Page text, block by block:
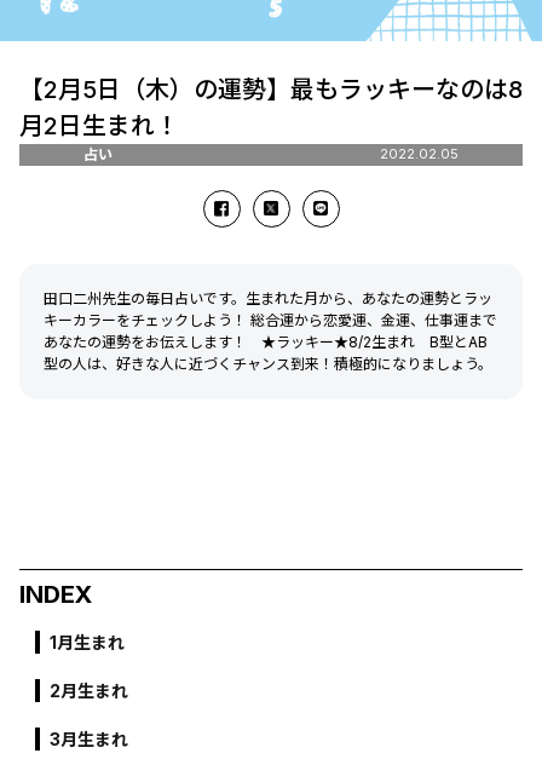
【2月5日（木）の運勢】最もラッキーなのは8
月2日生まれ！
占い 2022.02.05
田口二州先生の毎日占いです。生まれた月から、あなたの運勢とラッ
キーカラーをチェックしよう！ 総合運から恋愛運、金運、仕事運まで
あなたの運勢をお伝えします！ ★ラッキー★8/2生まれ B型とAB
型の人は、好きな人に近づくチャンス到来！積極的になりましょう。
INDEX
1月生まれ
2月生まれ
3月生まれ